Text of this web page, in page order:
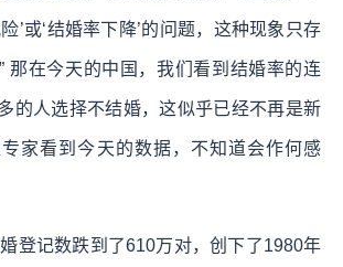
’或‘结婚率下降’的问题，这种现象只存
那在今天的中国，我们看到结婚率的连
的人选择不结婚，这似乎已经不再是新
家看到今天的数据，不知道会作何感
登记数跌到了610万对，创下了1980年